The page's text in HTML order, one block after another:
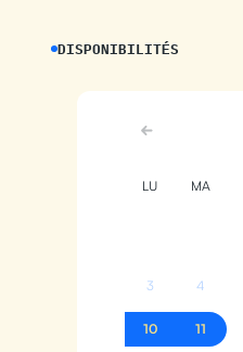
DISPONIBILITÉS
LU MA
3 4
10 11